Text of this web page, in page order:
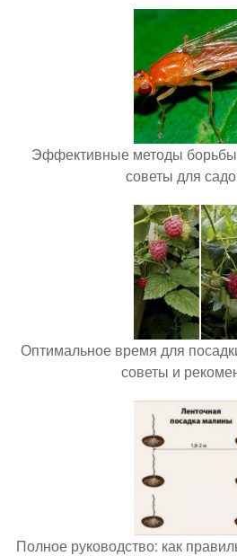
Эффективные методы
советы для
Оптимальное время для
советы и
Полное руководство: как